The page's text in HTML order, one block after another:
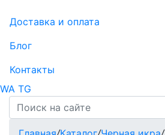
Доставка и оплата
Блог
Контакты
WA TG